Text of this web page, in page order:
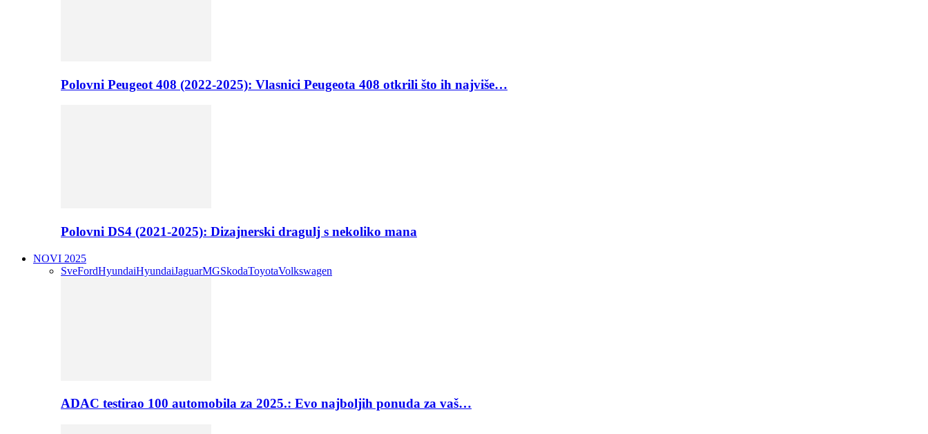
Polovni Peugeot 408 (2022-2025): Vlasnici Peugeota 408 otkrili što ih najviše…
Polovni DS4 (2021-2025): Dizajnerski dragulj s nekoliko mana
NOVI 2025
SveFordHyundaiHyundaiJaguarMGSkodaToyotaVolkswagen
ADAC testirao 100 automobila za 2025.: Evo najboljih ponuda za vaš…